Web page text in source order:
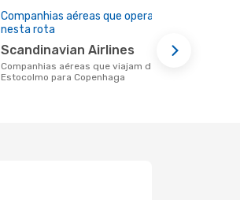
Companhias aéreas que operam
nesta rota
Scandinavian Airlines
Companhias aéreas que viajam de
Estocolmo para Copenhaga